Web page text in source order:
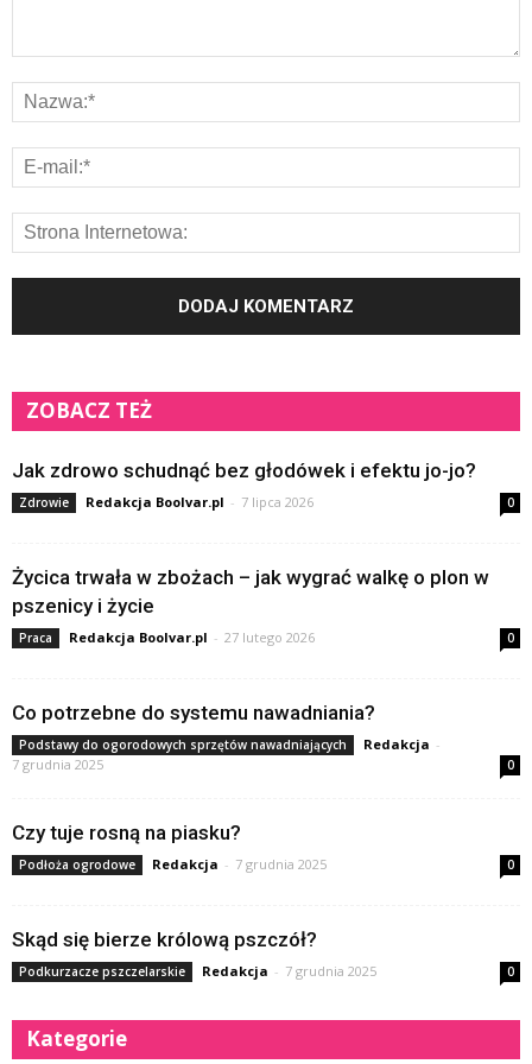
ZOBACZ TEŻ
Jak zdrowo schudnąć bez głodówek i efektu jo-jo?
Zdrowie Redakcja Boolvar.pl - 7 lipca 2026 0
Życica trwała w zbożach – jak wygrać walkę o plon w
pszenicy i życie
Praca Redakcja Boolvar.pl - 27 lutego 2026 0
Co potrzebne do systemu nawadniania?
Podstawy do ogorodowych sprzętów nawadniających Redakcja -
7 grudnia 2025
0
Czy tuje rosną na piasku?
Podłoża ogrodowe Redakcja - 7 grudnia 2025 0
Skąd się bierze królową pszczół?
Podkurzacze pszczelarskie Redakcja - 7 grudnia 2025 0
Kategorie